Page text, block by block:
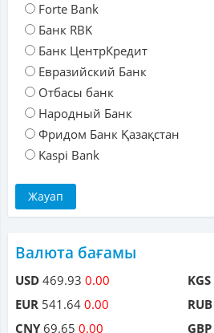
Forte Bank
Банк RBK
Банк ЦентрКредит
Евразийский Банк
Отбасы банк
Народный Банк
Фридом Банк Қазақстан
Kaspi Bank
Валюта бағамы
USD 469.93 0.00
EUR 541.64 0.00
CNY69.65 0.00
KGS
RUB
GBP